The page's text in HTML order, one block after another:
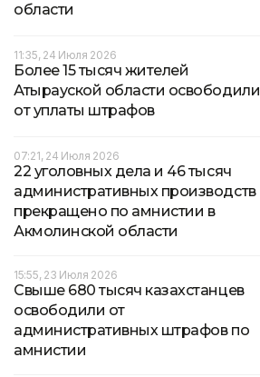
области
11:35, 24 Июля 2026
Более 15 тысяч жителей
Атырауской области освободили
от уплаты штрафов
07:21, 24 Июля 2026
22 уголовных дела и 46 тысяч
административных производств
прекращено по амнистии в
Акмолинской области
15:55, 23 Июля 2026
Свыше 680 тысяч казахстанцев
освободили от
административных штрафов по
амнистии